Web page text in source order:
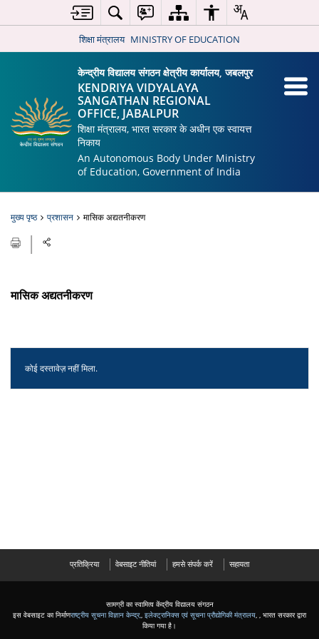
शिक्षा मंत्रालय MINISTRY OF EDUCATION
केन्द्रीय विद्यालय संगठन क्षेत्रीय कार्यालय, जबलपुर
KENDRIYA VIDYALAYA
SANGATHAN REGIONAL
OFFICE, JABALPUR
शिक्षा मंत्रालय, भारत सरकार के अधीन एक स्वायत्त
निकाय
An Autonomous Body Under Ministry
of Education, Government of India
मुख्य पृष्ठ प्रशासन मासिक अद्यतनीकरण
मासिक अद्यतनीकरण
कोई दस्तावेज़ नहीं मिला.
प्रतिक्रिया वेबसाइट नीतियां हमसे संपर्क करें सहायता
सामग्री का स्वामित्व केंद्रीय विद्यालय संगठन
इस वेबसाइट का निर्माणराष्ट्रीय सूचना विज्ञान केन्द्र,, इलेक्ट्रानिक्स एवं सूचना प्रौद्योगिकी मंत्रालय, , भारत सरकार द्वारा
किया गया है।